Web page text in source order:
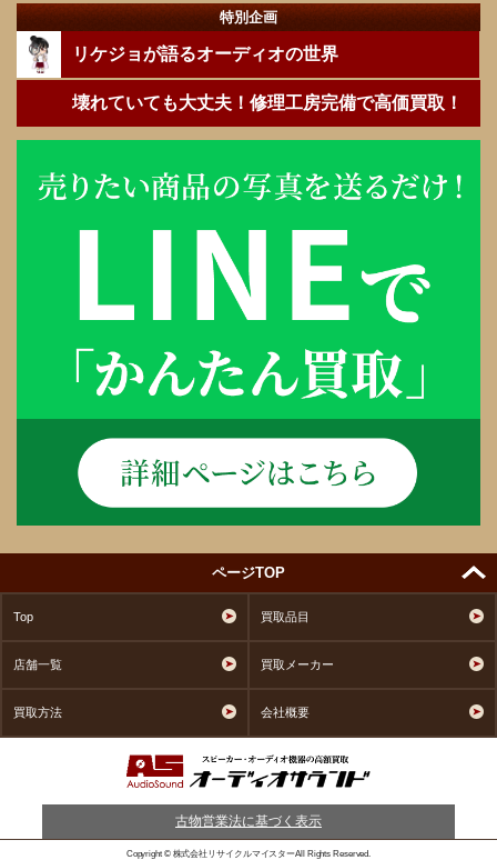
特別企画
リケジョが語るオーディオの世界
壊れていても大丈夫！修理工房完備で高価買取！
ページTOP
Top 買取品目
店舗一覧 買取メーカー
買取方法 会社概要
古物営業法に基づく表示
Copyright © 株式会社リサイクルマイスターAll Rights Reserved.